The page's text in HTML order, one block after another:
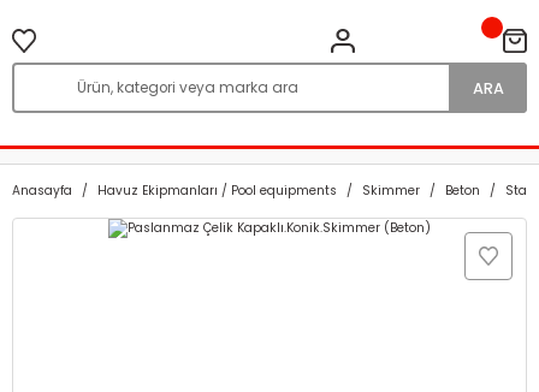
ARA
Anasayfa Havuz Ekipmanları / Pool equipments Skimmer Beton